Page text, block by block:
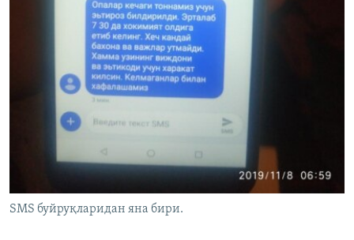
SMS буйруқларидан яна бири.